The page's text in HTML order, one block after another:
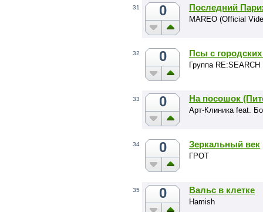
31 0 Последний
MAREO (Official
32 0 Псы с
Группа RE:SEARCH
33 0 На посошок
Арт-Клиника feat.
34 0 Зеркальный век
ГРОТ
35 0 Вальс в клетке
Hamish